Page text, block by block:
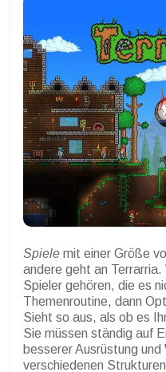
Spiele mit einer Größe
andere geht an
Spieler gehören, die es
Themenroutine, dann
Sieht so aus, als ob es
Sie müssen ständig auf
besserer Ausrüstung
verschiedenen